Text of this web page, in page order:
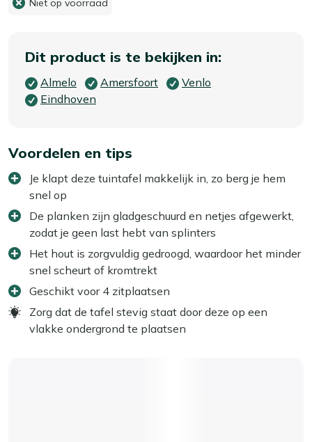
Niet op voorraad
Dit product is te bekijken in:
Almelo Amersfoort
Venlo
Eindhoven
Voordelen en tips
Je klapt deze tuintafel makkelijk in, zo berg je hem
snel op
De planken zijn gladgeschuurd en netjes afgewerkt,
zodat je geen last hebt van splinters
Het hout is zorgvuldig gedroogd, waardoor het minder
snel scheurt of kromtrekt
Geschikt voor 4 zitplaatsen
Zorg dat de tafel stevig staat door deze op een
vlakke ondergrond te plaatsen